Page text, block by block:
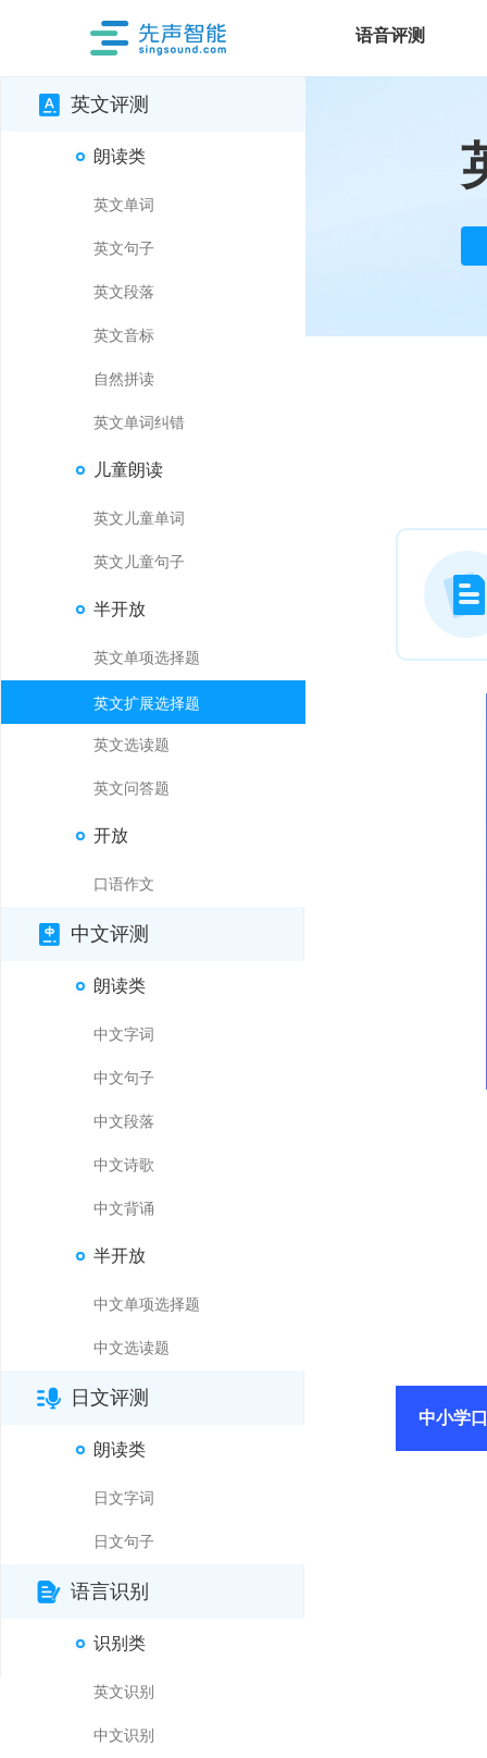
语音评测
英文评测
朗读类
英文单词
英文句子
英文段落
英文音标
自然拼读
英文单词纠错
儿童朗读
英文儿童单词
英文儿童句子
半开放
英文单项选择题
英文扩展选择题
英文选读题
英文问答题
开放
口语作文
中文评测
朗读类
中文字词
中文句子
中文段落
中文诗歌
中文背诵
半开放
中文单项选择题
中文选读题
日文评测
朗读类
日文字词
日文句子
语言识别
识别类
英文识别
中文识别
中小学